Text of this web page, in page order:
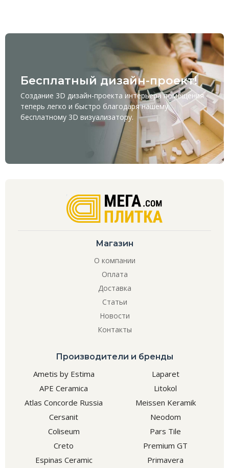
Бесплатный дизайн-проект!
Создание 3D дизайн-проекта интерьера помещения
теперь легко и быстро благодаря нашему
бесплатному 3D визуализатору.
Магазин
О компании
Оплата
Доставка
Статьи
Новости
Контакты
Производители и бренды
Ametis by Estima
APE Ceramica
Atlas Concorde Russia
Cersanit
Coliseum
Creto
Espinas Ceramic
Laparet
Litokol
Meissen Keramik
Neodom
Pars Tile
Premium GT
Primavera